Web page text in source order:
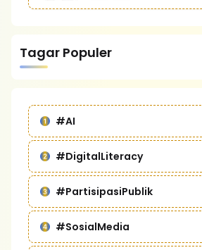
Tagar Populer
#AI
#DigitalLiteracy
#PartisipasiPublik
#SosialMedia